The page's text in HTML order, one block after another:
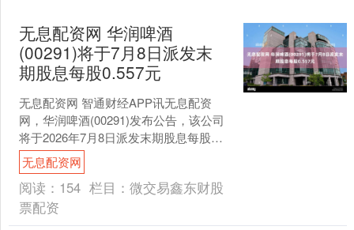
无息配资网 华润啤酒
(00291)将于7月8日派发末
期股息每股0.557元
无息配资网 智通财经APP讯无息配资
网，华润啤酒(00291)发布公告，该公司
将于2026年7月8日派发末期股息每股
0.557元。....
无息配资网
阅读： 154 栏目： 微交易鑫东财股
票配资